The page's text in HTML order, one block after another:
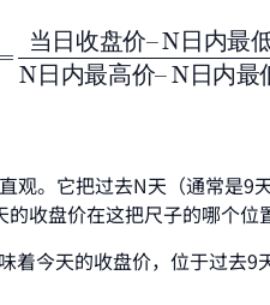
当 日收盘价–N日 内最
N日内最高价–N日内最
当日收盘价–N日内最低价
观。它把过去N天（通常是9
收盘价在这把尺子的哪个位
着今天的收盘价，位于过去